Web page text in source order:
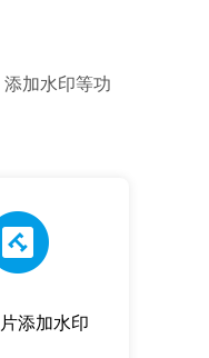
加水印等功
添加水印